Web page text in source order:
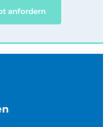
anfordern